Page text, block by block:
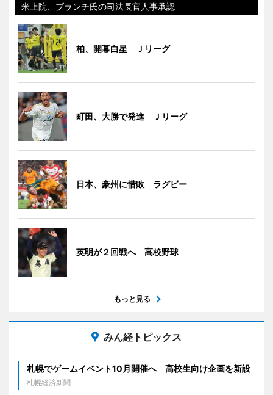
米上院、ブランチ氏の司法長官人事承認
柏、開幕白星 Ｊリーグ
町田、大勝で発進 Ｊリーグ
日本、豪州に惜敗 ラグビー
英明が２回戦へ 高校野球
もっと見る
みん経トピックス
札幌でゲームイベント10月開催へ 高校生向け企画を新設
札幌経済新聞